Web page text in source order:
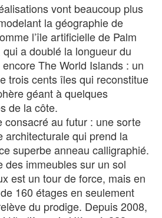
vont beaucoup plus
la géographie de
l’île artificielle de Palm
a doublé la longueur du
The World Islands : un
trois cents îles qui reconstitue
géant à quelques
de la côte.
consacré au futur : une sorte
architecturale qui prend la
superbe anneau calligraphié.
des immeubles sur un sol
est un tour de force, mais en
160 étages en seulement
du prodige. Depuis 2008,